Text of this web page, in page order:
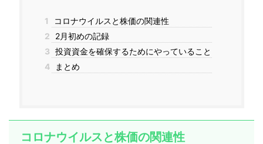
1
コロナウイルスと株価の関連性
2
2月初めの記録
3 投資資金を確保するためにやっていること
4
まとめ
コロナウイルスと株価の関連性